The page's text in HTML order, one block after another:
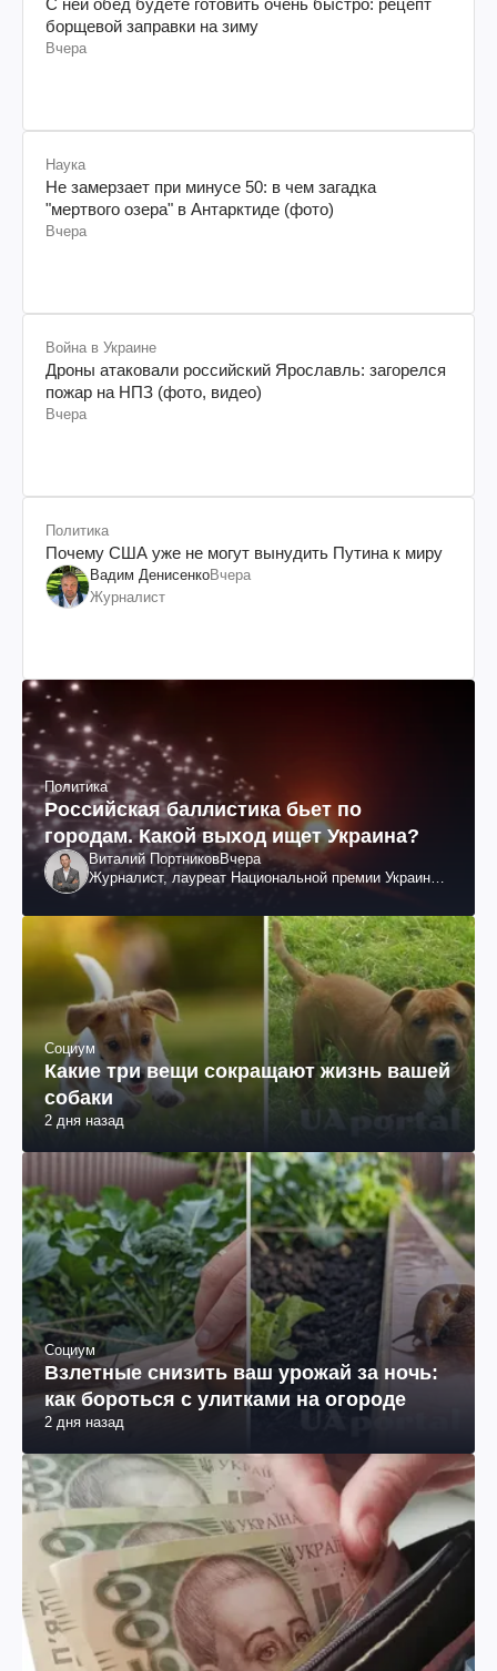
борщевой заправки на зиму
Вчера
Наука
Не замерзает при минусе 50: в чем загадка
"мертвого озера" в Антарктиде (фото)
Вчера
Война в Украине
Дроны атаковали российский Ярославль: загорелся
пожар на НПЗ (фото, видео)
Вчера
Политика
Почему США уже не могут вынудить Путина к миру
Вадим ДенисенкоВчера
Журналист
Политика
Российская баллистика бьет по
городам. Какой выход ищет Украина?
Виталий ПортниковВчера
Журналист, лауреат Национальной премии Украины
Социум
Какие три вещи сокращают жизнь вашей
собаки
2 дня назад
Социум
Взлетные снизить ваш урожай за ночь:
как бороться с улитками на огороде
2 дня назад